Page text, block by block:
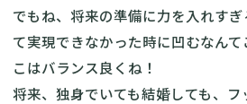
でもね、将来の準備に力を入れす
て実現できなかった時に凹むなん
こはバランス良くね！
将来、独身でいても結婚しても、